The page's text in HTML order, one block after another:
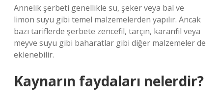
Annelik şerbeti genellikle su, şeker veya bal ve
limon suyu gibi temel malzemelerden yapılır. Ancak
bazı tariflerde şerbete zencefil, tarçın, karanfil veya
meyve suyu gibi baharatlar gibi diğer malzemeler de
eklenebilir.
Kaynarın faydaları nelerdir?